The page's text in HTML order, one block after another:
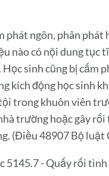
phát ngôn, phân phát
nào có nội dung tục
Học sinh cũng bị cấm
kích động học sinh
trong khuôn viên
trường hoặc gây
(Điều 48907 Bộ luật
5145.7 - Quấy rối tình